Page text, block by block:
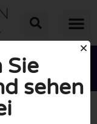
Sie
sehen